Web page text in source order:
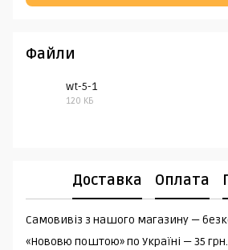
Файли
wt-5-1
120 КБ
Доставка Оплата
Самовивіз з нашого магазину —
«Нововю поштою» по Україні — 35 грн.